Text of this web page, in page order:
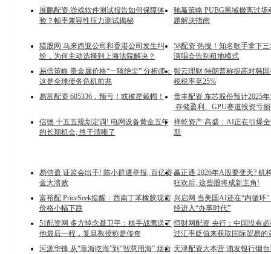
展鹏配资 游戏软件测试报告如何保障体
验？帧率兼容性压力测试揭秘
驰赢策略 PUBG黑域撤离过场
题解决指南
猎股网 马来西亚公司和香港公司发生纠
纷，为何主动选择到上海法院解决？
58配资 热搜！知名歌手拿下
演唱会告别租地模式
易倍策略 贵金属价格“一骑绝尘” 分析师：
这是全球债务危机前兆
智云理财 特朗普称提高对韩
税税率至25%
易富配资 605336，预亏！或披星戴帽！
贵丰配资 东芯股份预计2025
存储盈利、GPU赛道投资亏损
信德 十五五规划定调! 电网设备黄金五年
的长期机会, 终于清晰了
祥乾资产 高盛：AI正在引爆
期
易信盈 证监会出手! 陈小群遭举报, 百亿资
金大溃败
赢正通 2026年A股要变天? 机
狂欢后, 这些股将成新主角!
富裕配 PriceSeek提醒：西南丁苯橡胶现货
价格小幅下跌
兴启网 当美国AI还在“内循环
经进入“办事时代”
51配资网 多方悼念聂卫平：棋手战鹰送了
他最后一程，复旦教授称是传奇
恒财网配资 央行：中国没有
过汇率贬值来获取国际贸易的
河源华锋 从“靠海吃海”到“智慧用海” 烟台 天津配资大本营 浦发银行烟